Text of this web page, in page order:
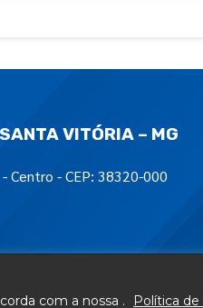
com a nossa . Política
VITÓRIA – MG
Centro - CEP: 38320-000